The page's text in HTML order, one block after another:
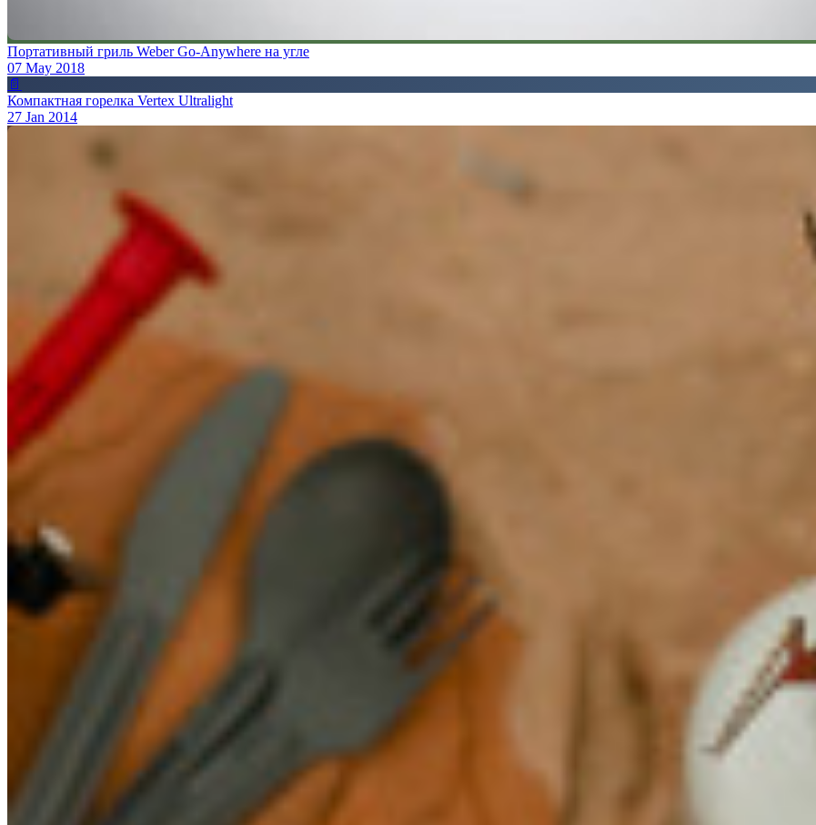
Портативный гриль Weber Go-Anywhere на угле
07 May 2018
📄
Компактная горелка Vertex Ultralight
27 Jan 2014